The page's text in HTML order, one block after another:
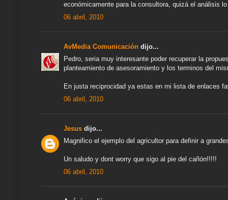
económicamente para la consultora, quizá el análisis
06 abril, 2010
AvMedia Comunicación dijo...
Pedro, seria muy interesante poder recuperar la
planteamiento de asesoramiento y los terminos del
En justa reciprocidad ya estas en mi lista de enlaces
06 abril, 2010
Jesus dijo...
Magnifico el ejemplo del agricultor para definir a
Un saludo y dont worry que sigo al pie del cañón!!!!!
06 abril, 2010